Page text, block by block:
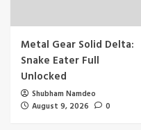
Metal Gear Solid Delta:
Snake Eater Full
Unlocked
Shubham Namdeo
August 9, 2026
0